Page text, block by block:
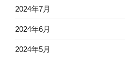
2024年7月
2024年6月
2024年5月